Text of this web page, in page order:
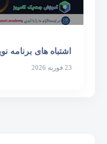
اشتباه های برنامه
23 فوریه 2026